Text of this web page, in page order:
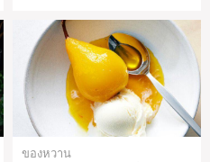
ของหวาน